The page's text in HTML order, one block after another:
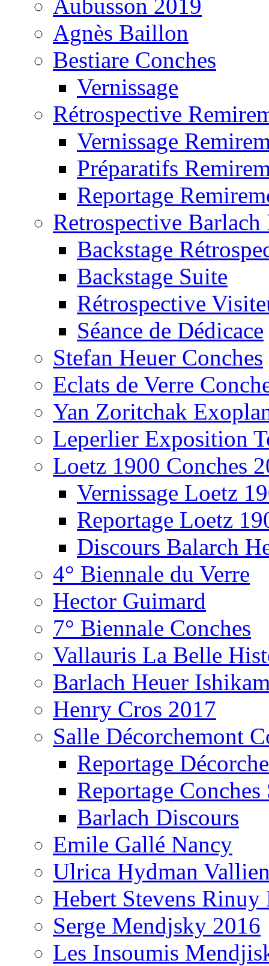
Aubusson 2019
Agnès Baillon
Bestiare Conches
Vernissage
Rétrospective
Vernissage
Préparatifs
Reportage
Retrospective Barlach
Backstage
Backstage Suite
Rétrospective
Séance de Dédicace
Stefan Heuer Conches
Eclats de Verre
Yan Zoritchak
Leperlier Exposition
Loetz 1900 Conches
Vernissage Loetz
Reportage Loetz
Discours Balarch
4° Biennale du Verre
Hector Guimard
7° Biennale Conches
Vallauris La Belle
Barlach Heuer
Henry Cros 2017
Salle Décorchemont
Reportage
Reportage Conches
Barlach Discours
Emile Gallé Nancy
Ulrica Hydman
Hebert Stevens Rinuy
Serge Mendjsky 2016
Les Insoumis